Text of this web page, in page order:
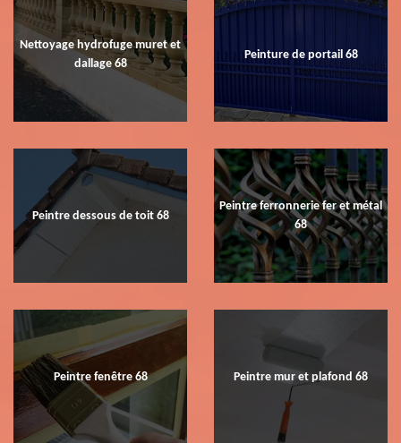
Nettoyage hydrofuge muret et
dallage 68
Peinture de portail 68
Peintre dessous de toit 68
Peintre ferronnerie fer et métal
68
Peintre fenêtre 68 Peintre mur et plafond 68